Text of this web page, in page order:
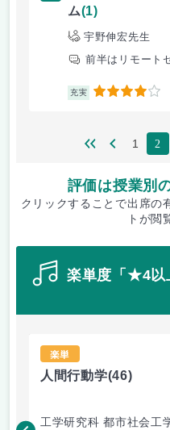
ム(1)
宇野伸宏先生
前半はリモート
充実 4
1 2
評価は授業別
クリックすることで出席の
トが閲
楽単度「★4以
楽単
人間行動学(46)
工学研究科 都市社会工